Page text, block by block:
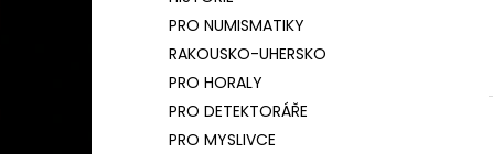
PRO NUMISMATIKY
RAKOUSKO-UHERSKO
PRO HORALY
PRO DETEKTORÁŘE
PRO MYSLIVCE